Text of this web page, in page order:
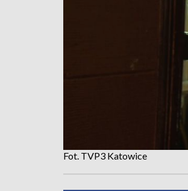
Fot. TVP3 Katowice